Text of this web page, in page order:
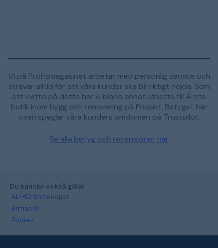
Vi på Proffsmagasinet arbetar med personlig service och
strävar alltid för att våra kunder ska bli riktigt nöjda. Som
ett kvitto på detta har vi bland annat utsetts till Årets
butik inom bygg och renovering på Prisjakt. Betyget här
ovan speglar våra kunders omdömen på Trustpilot.
Se alla betyg och recensioner här
Du kanske också gillar
AL-KO Snöslungor
Armacell
Zodiac